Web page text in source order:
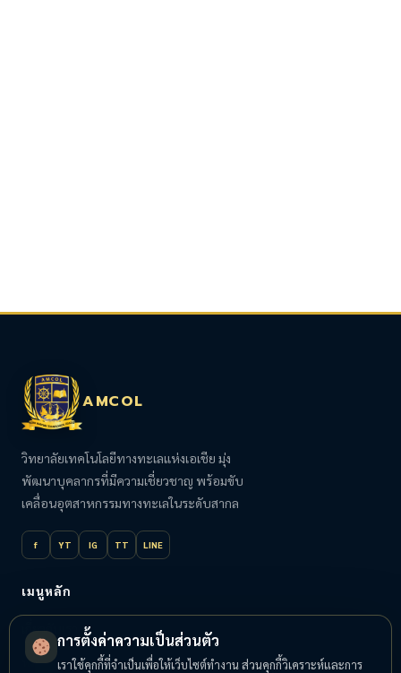
AMCOL
วิทยาลัยเทคโนโลยีทางทะเลแห่งเอเชีย มุ่ง
พัฒนาบุคลากรที่มีความเชี่ยวชาญ พร้อมขับ
เคลื่อนอุตสาหกรรมทางทะเลในระดับสากล
f YT IG TT LINE
เมนูหลัก
เกี่ยวกับเรา
หลักสูตร
การตั้งค่าความเป็นส่วนตัว
เราใช้คุกกี้ที่จำเป็นเพื่อให้เว็บไซต์ทำงาน ส่วนคุกกี้วิเคราะห์และการ